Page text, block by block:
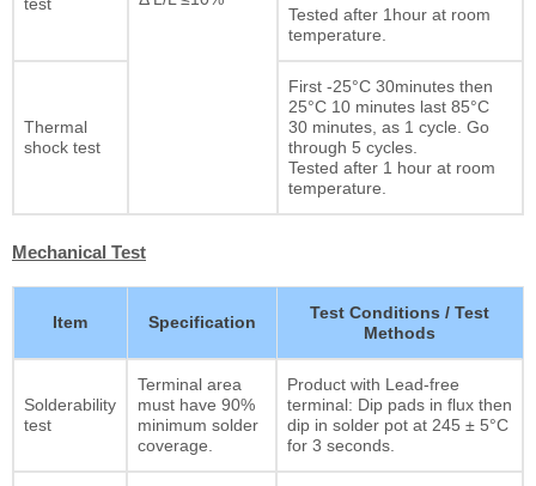
test
Tested after 1hour at room
temperature.
Thermal
shock test
First -25°C 30minutes then
25°C 10 minutes last 85°C
30 minutes, as 1 cycle. Go
through 5 cycles.
Tested after 1 hour at room
temperature.
Mechanical Test
Item Specification
Test Conditions / Test
Methods
Solderability
test
Terminal area
must have 90%
minimum solder
coverage.
Product with Lead-free
terminal: Dip pads in flux then
dip in solder pot at 245 ± 5°C
for 3 seconds.